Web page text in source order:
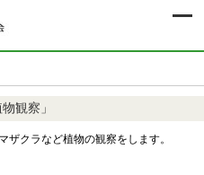
観察」
クラなど植物の観察をします。